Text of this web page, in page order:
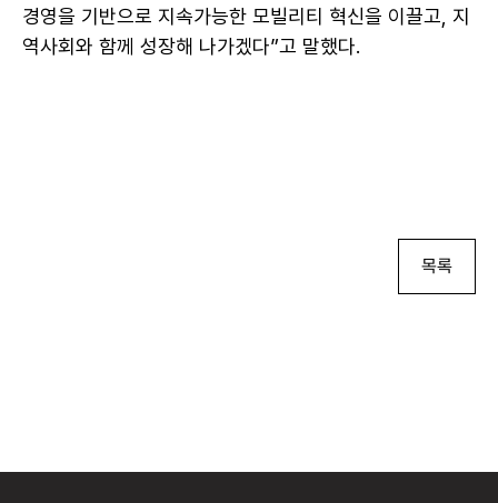
경영을 기반으로 지속가능한 모빌리티 혁신을 이끌고, 지
역사회와 함께 성장해 나가겠다”고 말했다.
목록